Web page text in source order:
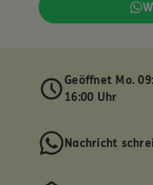
Geöffnet Mo.
16:00 Uhr
Nachricht